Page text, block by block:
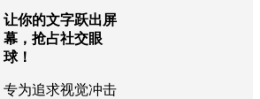
让你的文字跃出屏
幕，抢占社交眼
球！
专为追求视觉冲击